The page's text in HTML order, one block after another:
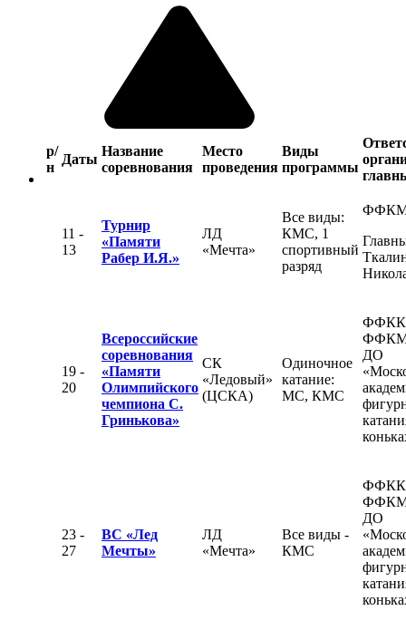
р/
н
Даты
Название
соревнования
Место
проведения
Виды
программы
11 -
13
Турнир
«Памяти
Рабер И.Я.»
ЛД
«Мечта»
Все виды:
КМС, 1
спортивный
разряд
19 -
20
Всероссийские
соревнования
«Памяти
Олимпийского
чемпиона С.
Гринькова»
СК
«Ледовый»
(ЦСКА)
Одиночное
катание:
МС, КМС
ДО
23 -
27
ВС «Лед
Мечты»
ЛД
«Мечта»
Все виды -
КМС
ДО